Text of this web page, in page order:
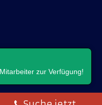
zur Verfügung!
No:16.